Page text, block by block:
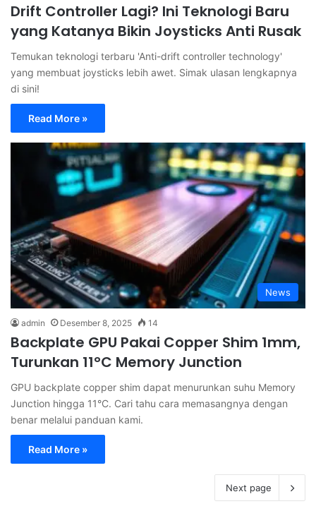
Drift Controller Lagi? Ini Teknologi Baru
yang Katanya Bikin Joysticks Anti Rusak
Temukan teknologi terbaru 'Anti-drift controller technology'
yang membuat joysticks lebih awet. Simak ulasan lengkapnya
di sini!
Read More »
News
admin Desember 8, 2025 14
Backplate GPU Pakai Copper Shim 1mm,
Turunkan 11°C Memory Junction
GPU backplate copper shim dapat menurunkan suhu Memory
Junction hingga 11°C. Cari tahu cara memasangnya dengan
benar melalui panduan kami.
Read More »
Next page